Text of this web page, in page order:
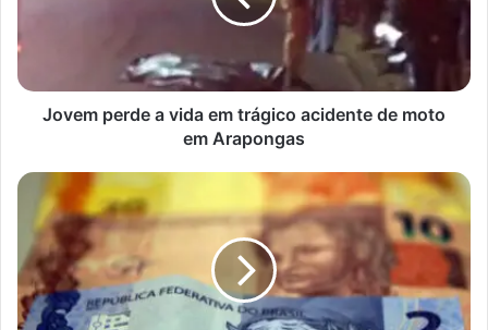
acidente
moto
Jovem perde a vida em trágico acidente de moto
em Arapongas
Orçamento
2025:
Fazenda
prevê
extinção
da